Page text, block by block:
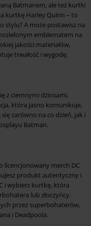
Batmanem, ale też kurtki
kurtkę Harley Quinn – to
stylu? A może postawisz na
emblematem na
jakości materiałów,
trwałość i wygodę.
z ciemnymi dżinsami,
która jasno komunikuje,
zarówno na co dzień, jak i
Batman.
licencjonowany merch DC
produkt autentyczny i
i wybierz kurtkę, która
lub złoczyńcy.
przez superbohaterów,
i Deadpoola.